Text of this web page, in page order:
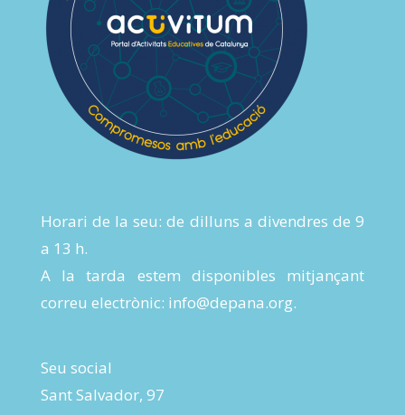
Horari de la seu: de dilluns a divendres de 9
a 13 h.
A la tarda estem disponibles mitjançant
correu electrònic: info@depana.org.
Seu social
Sant Salvador, 97